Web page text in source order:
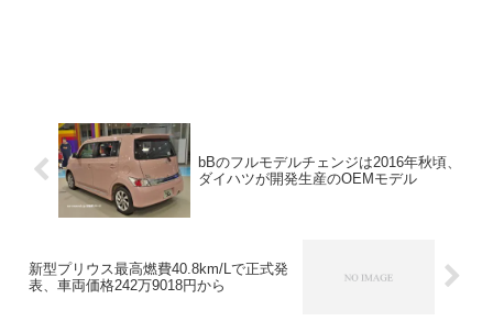
bBのフルモデルチェンジは2016年秋頃、
ダイハツが開発生産のOEMモデル
新型プリウス最高燃費40.8km/Lで正式発
表、車両価格242万9018円から